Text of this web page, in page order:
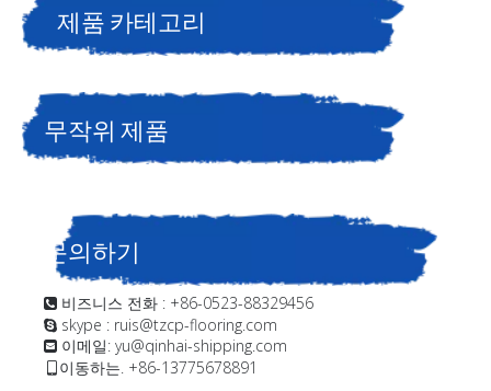
제품 카테고리
무작위 제품
문의하기
 비즈니스 전화 : +86-0523-88329456
 skype : ruis@tzcp-flooring.com
 이메일: yu@qinhai-shipping.com
이동하는. +86-13775678891